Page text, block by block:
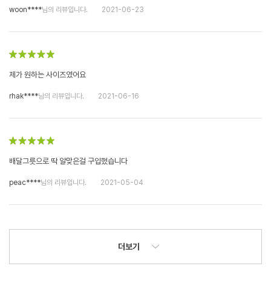
woon****님의 리뷰입니다. 2021-06-23
제가 원하는 사이즈였어요
rhak****님의 리뷰입니다. 2021-06-16
배달그릇으로 딱 알맞은걸 구입했습니다
peac****님의 리뷰입니다. 2021-05-04
더보기